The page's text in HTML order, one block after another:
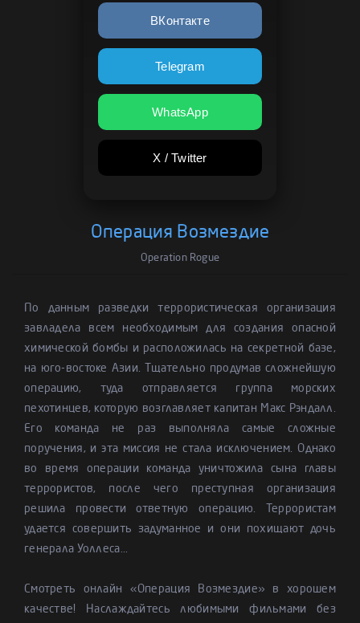
ВКонтакте
Telegram
WhatsApp
X / Twitter
Операция Возмездие
Operation Rogue
По данным разведки террористическая организация
завладела всем необходимым для создания опасной
химической бомбы и расположилась на секретной базе,
на юго-востоке Азии. Тщательно продумав сложнейшую
операцию, туда отправляется группа морских
пехотинцев, которую возглавляет капитан Макс Рэндалл.
Его команда не раз выполняла самые сложные
поручения, и эта миссия не стала исключением. Однако
во время операции команда уничтожила сына главы
террористов, после чего преступная организация
решила провести ответную операцию. Террористам
удается совершить задуманное и они похищают дочь
генерала Уоллеса...
Смотреть онлайн «Операция Возмездие» в хорошем
качестве! Наслаждайтесь любимыми фильмами без